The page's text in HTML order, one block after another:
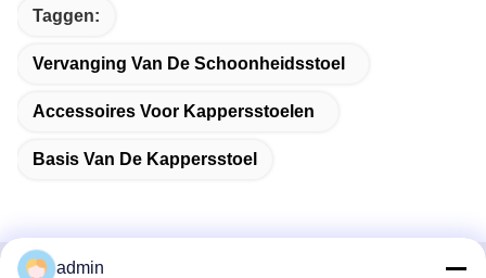
Taggen:
Vervanging Van De Schoonheidsstoel
Accessoires Voor Kappersstoelen
Basis Van De Kappersstoel
admin